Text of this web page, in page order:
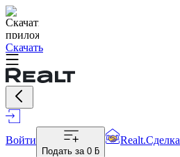
Скачать
Войти
Подать за 0 ƃ
Realt.Сделка